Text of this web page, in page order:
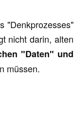
"Denkprozesses"
nicht darin, alten
"Daten" und
müssen.